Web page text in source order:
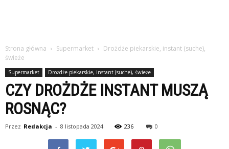
Strona główna Supermarket
Drożdże piekarskie, instant (suche),
świeże
Supermarket Drożdże piekarskie, instant (suche), świeże
CZY DROŻDŻE INSTANT MUSZĄ
ROSNĄC?
Przez Redakcja - 8 listopada 2024 236 0